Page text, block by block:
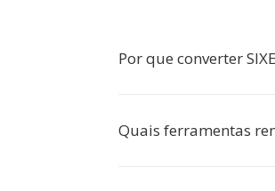
Por que converter
Quais ferramentas